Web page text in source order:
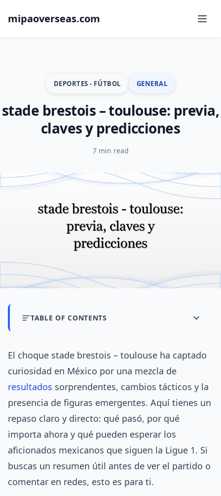
mipaoverseas.com
DEPORTES - FÚTBOL GENERAL
stade brestois – toulouse: previa,
claves y predicciones
7 min read
TABLE OF CONTENTS
El choque stade brestois – toulouse ha captado
curiosidad en México por una mezcla de
resultados sorprendentes, cambios tácticos y la
presencia de figuras emergentes. Aquí tienes un
repaso claro y directo: qué pasó, por qué
importa ahora y qué pueden esperar los
aficionados mexicanos que siguen la Ligue 1. Si
buscas un resumen útil antes de ver el partido o
comentar en redes, esto es para ti.